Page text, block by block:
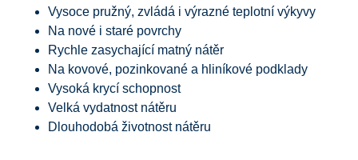
Vysoce pružný, zvládá i výrazné teplotní výkyvy
Na nové i staré povrchy
Rychle zasychající matný nátěr
Na kovové, pozinkované a hliníkové podklady
Vysoká krycí schopnost
Velká vydatnost nátěru
Dlouhodobá životnost nátěru